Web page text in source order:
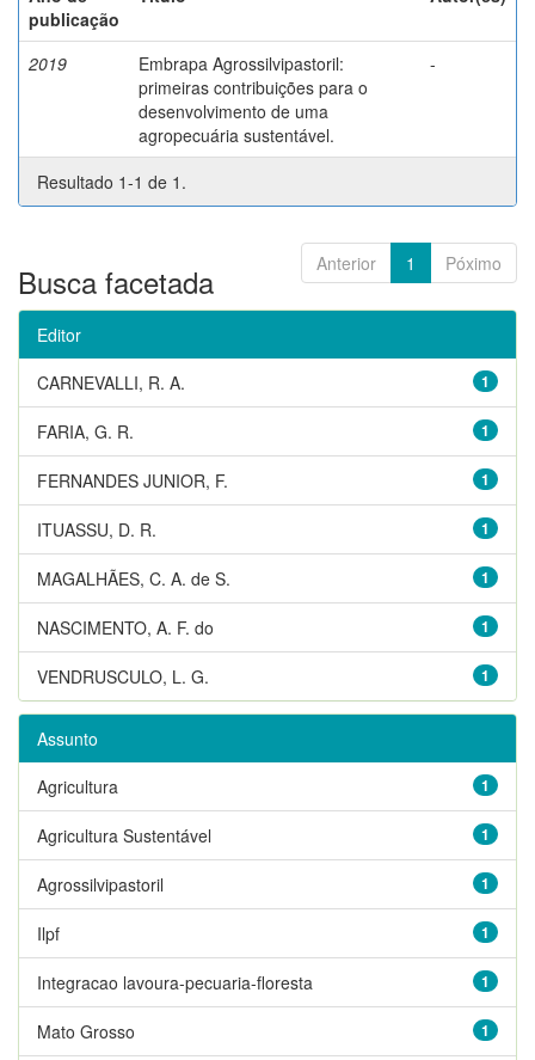
publicação
2019
Embrapa Agrossilvipastoril:
primeiras contribuições para o
desenvolvimento de uma
agropecuária sustentável.
-
Resultado 1-1 de 1.
Anterior 1 Póximo
Busca facetada
Editor
1
CARNEVALLI, R. A.
1
FARIA, G. R.
1
FERNANDES JUNIOR, F.
1
ITUASSU, D. R.
1
MAGALHÃES, C. A. de S.
1
NASCIMENTO, A. F. do
1
VENDRUSCULO, L. G.
Assunto
1
Agricultura
1
Agricultura Sustentável
1
Agrossilvipastoril
1
Ilpf
1
Integracao lavoura-pecuaria-floresta
1
Mato Grosso